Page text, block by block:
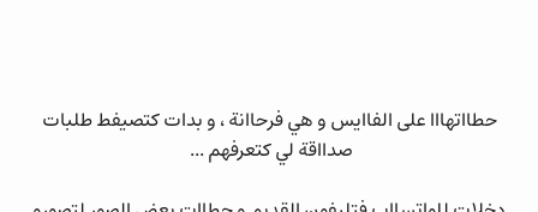
حطااتهااا على الفاايس و هي فرحاانة ، و بدات كتصيفط طلبات
صدااقة لي كتعرفهم ...